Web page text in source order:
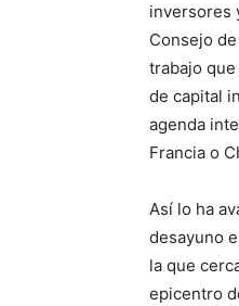
inversores
Consejo
trabajo
de capital
agenda
Francia o
Así lo ha
desayuno
la que
epicentro